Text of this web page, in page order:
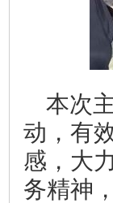
本次
动，有
感，大
务精神